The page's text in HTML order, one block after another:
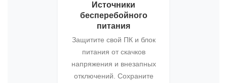
Источники
бесперебойного
питания
Защитите свой ПК и блок
питания от скачков
напряжения и внезапных
отключений. Сохраните